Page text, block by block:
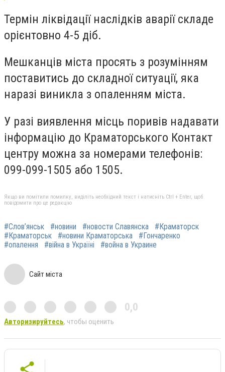
Термін ліквідації наслідків аварії складе
орієнтовно 4-5 діб.
Мешканців міста просять з розумінням
поставитись до складної ситуації, яка
наразі виникла з опаленням міста.
У разі виявлення місць поривів надавати
інформацію до Краматорського Контакт
центру можна за номерами телефонів:
099-099-1505 або 1505.
Якщо ви помітили помилку, виділіть необхідний текст і натисніть Ctrl + Enter, щоб
повідомити про це редакцію
#Слов’янськ #новини #новости Славянска
#Краматорск
#Краматорськ
#новини Краматорська
#Гончаренко
#опалення
#війна в Україні #война в Украине
Сайт міста
0,0
Авторизируйтесь, чтобы оценить